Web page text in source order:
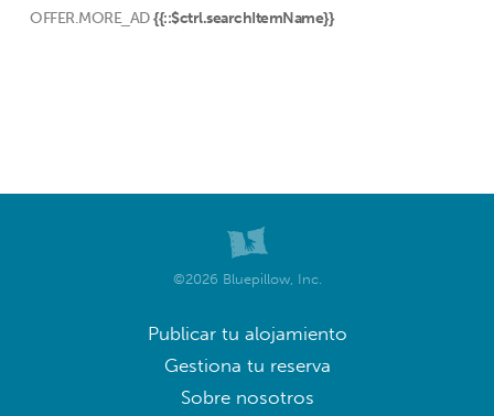
OFFER.MORE_AD {{::$ctrl.searchItemName}}
©2026 Bluepillow, Inc.
Publicar tu alojamiento
Gestiona tu reserva
Sobre nosotros